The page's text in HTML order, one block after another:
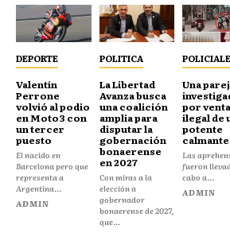
DEPORTE
Valentín
Perrone
volvió al podio
en Moto3 con
un tercer
puesto
El nacido en
Barcelona pero que
representa a
Argentina...
ADMIN
POLITICA
La Libertad
Avanza busca
una coalición
amplia para
disputar la
gobernación
bonaerense
en 2027
Con miras a la
elección a
gobernador
bonaerense de 2027,
que...
Una
por venta
ilegal de
potente
calmante
Las
fueron
cabo a...
ADMIN